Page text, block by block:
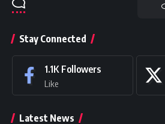
Stay Connected
1.1K Followers
Like
Latest News